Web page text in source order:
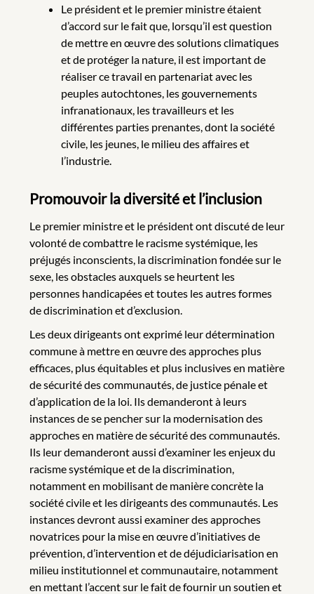
Le président et le premier ministre étaient
d’accord sur le fait que, lorsqu’il est question
de mettre en œuvre des solutions climatiques
et de protéger la nature, il est important de
réaliser ce travail en partenariat avec les
peuples autochtones, les gouvernements
infranationaux, les travailleurs et les
différentes parties prenantes, dont la société
civile, les jeunes, le milieu des affaires et
l’industrie.
Promouvoir la diversité et l’inclusion
Le premier ministre et le président ont discuté de leur
volonté de combattre le racisme systémique, les
préjugés inconscients, la discrimination fondée sur le
sexe, les obstacles auxquels se heurtent les
personnes handicapées et toutes les autres formes
de discrimination et d’exclusion.
Les deux dirigeants ont exprimé leur détermination
commune à mettre en œuvre des approches plus
efficaces, plus équitables et plus inclusives en matière
de sécurité des communautés, de justice pénale et
d’application de la loi. Ils demanderont à leurs
instances de se pencher sur la modernisation des
approches en matière de sécurité des communautés.
Ils leur demanderont aussi d’examiner les enjeux du
racisme systémique et de la discrimination,
notamment en mobilisant de manière concrète la
société civile et les dirigeants des communautés. Les
instances devront aussi examiner des approches
novatrices pour la mise en œuvre d’initiatives de
prévention, d’intervention et de déjudiciarisation en
milieu institutionnel et communautaire, notamment
en mettant l’accent sur le fait de fournir un soutien et